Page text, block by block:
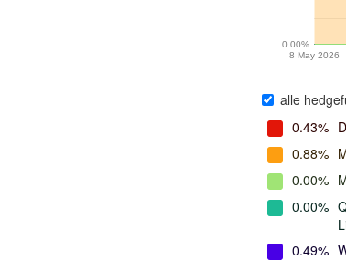
8 May 2026
0.00%
alle
0.43%
0.88%
0.00%
0.00%
0.49%